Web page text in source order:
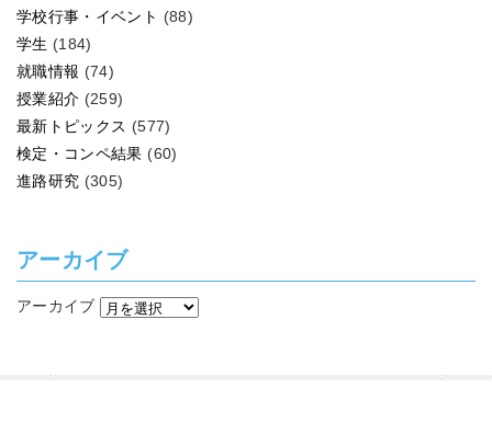
学校行事・イベント (88)
学生 (184)
就職情報 (74)
授業紹介 (259)
最新トピックス (577)
検定・コンペ結果 (60)
進路研究 (305)
アーカイブ
アーカイブ